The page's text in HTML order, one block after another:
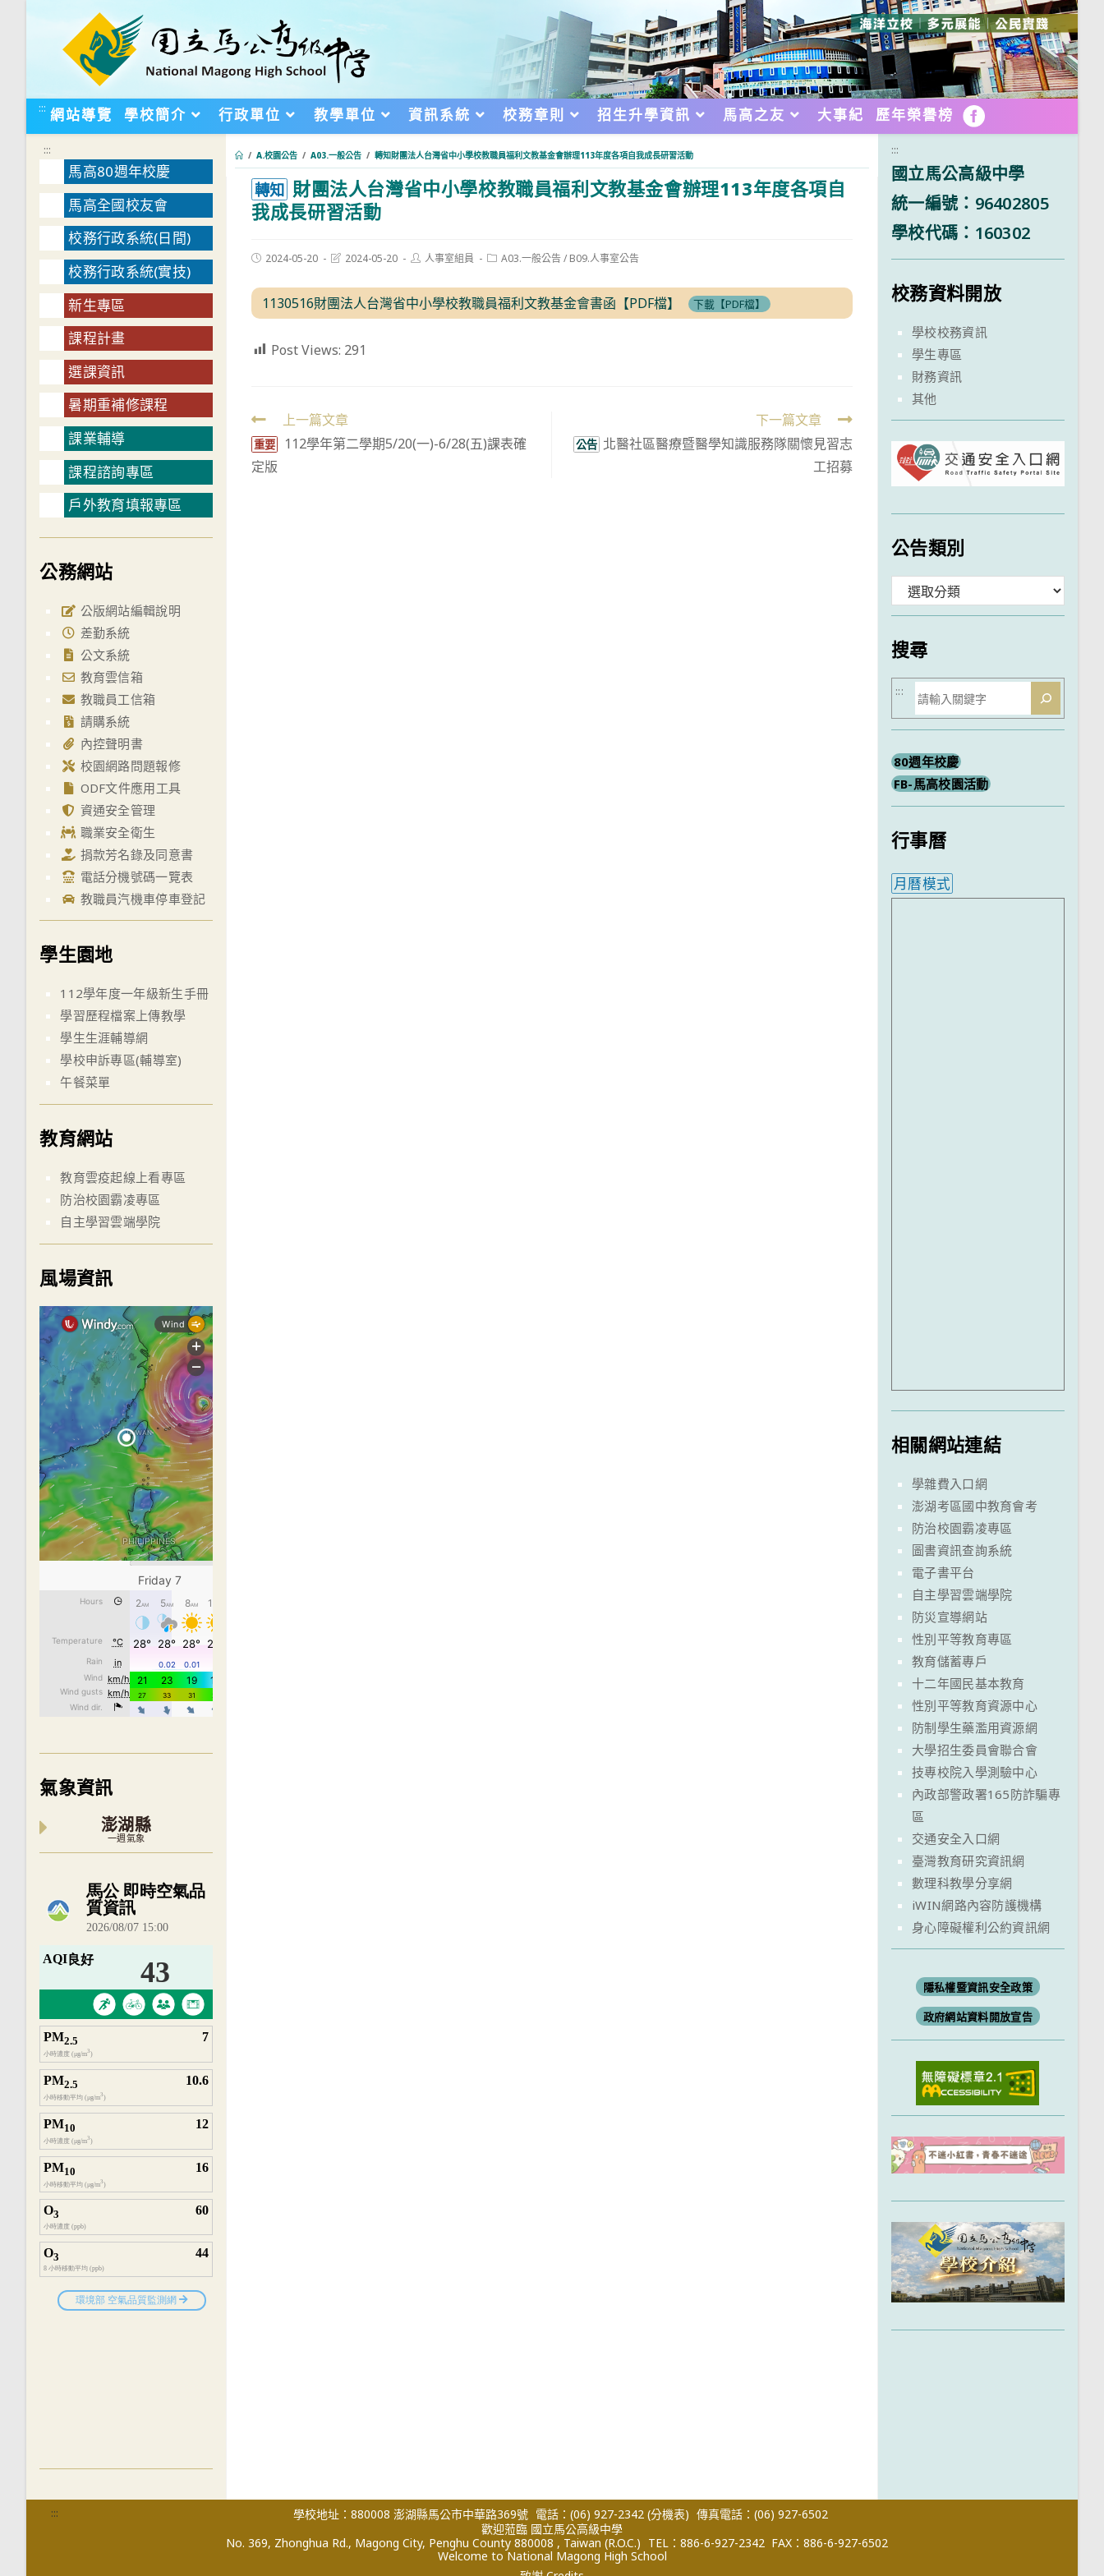
::: 網站導覽 學校簡介 行政單位 教學單位 資訊系統 校務章則 招生升學資訊 馬高之友 大事紀 歷年榮譽榜 FB
/ A.校園公告 / A03.一般公告 / 轉知財團法人台灣省中小學校教職員福利文教基金會辦理113年度各項自我成長研習活動
轉知 財團法人台灣省中小學校教職員福利文教基金會辦理113年度各項自
我成長研習活動
Post2024-05-20
Post2024-05-20
Post人事室組員
PostA03.一般公告/ B09.人事室公告
1130516財團法人台灣省中小學校教職員福利文教基金會書函【PDF檔】 下載【PDF檔】
Post Views: 291
Read
more
articles
上一篇文章
重要
112學年第二學期5/20(一)-6/28(五)課表確
定版
下一篇文章
公告 北醫社區醫療暨醫學知識服務隊關懷見習志
工招募
:::
馬高80週年校慶
馬高全國校友會
校務行政系統(日間)
校務行政系統(實技)
新生專區
課程計畫
選課資訊
暑期重補修課程
課業輔導
課程諮詢專區
戶外教育填報專區
公務網站
公版網站編輯說明
差勤系統
公文系統
教育雲信箱
教職員工信箱
請購系統
內控聲明書
校園網路問題報修
ODF文件應用工具
資通安全管理
職業安全衛生
捐款芳名錄及同意書
電話分機號碼一覽表
教職員汽機車停車登記
學生園地
112學年度一年級新生手冊
學習歷程檔案上傳教學
學生生涯輔導網
學校申訴專區(輔導室)
午餐菜單
教育網站
教育雲疫起線上看專區
防治校園霸凌專區
自主學習雲端學院
風場資訊
氣象資訊
澎湖縣
一週氣象
內嵌空氣品質小工具為視覺預覽，完整即時空氣品質資料請開啟
:::
國立馬公高級中學
統一編號：96402805
學校代碼：160302
校務資料開放
學校校務資訊
學生專區
財務資訊
其他
公告類別
類
搜尋
搜
尋
:::
80週年校慶
FB-馬高校園活動
行事曆
月曆模式
相關網站連結
學雜費入口網
澎湖考區國中教育會考
防治校園霸凌專區
圖書資訊查詢系統
電子書平台
自主學習雲端學院
防災宣導網站
性別平等教育專區
教育儲蓄專戶
十二年國民基本教育
性別平等教育資源中心
防制學生藥濫用資源網
大學招生委員會聯合會
技專校院入學測驗中心
內政部警政署165防詐騙專
區
交通安全入口網
臺灣教育研究資訊網
數理科教學分享網
iWIN網路內容防護機構
身心障礙權利公約資訊網
隱私權暨資訊安全政策
政府網站資料開放宣告
::: 學校地址：880008 澎湖縣馬公市中華路369號 電話：(06) 927-2342 (分機表) 傳真電話：(06) 927-6502
歡迎蒞臨 國立馬公高級中學
No. 369, Zhonghua Rd., Magong City, Penghu County 880008 , Taiwan (R.O.C.) TEL：886-6-927-2342 FAX：886-6-927-6502
Welcome to National Magong High School